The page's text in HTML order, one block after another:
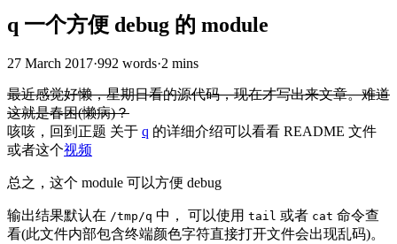
q 一个方便 debug 的 module
27 March 2017·992 words·2 mins
最近感觉好懒，星期日看的源代码，现在才写出来文章。难道
这就是春困(懒病)？
咳咳，回到正题 关于 q 的详细介绍可以看看 README 文件
或者这个视频
总之，这个 module 可以方便 debug
输出结果默认在 /tmp/q 中， 可以使用 tail 或者 cat 命令查
看(此文件内部包含终端颜色字符直接打开文件会出现乱码)。